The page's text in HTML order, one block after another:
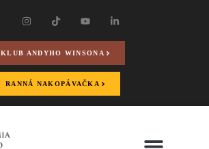
KLUB ANDYHO WINSONA
RANNÁ NAKOPÁVAČKA